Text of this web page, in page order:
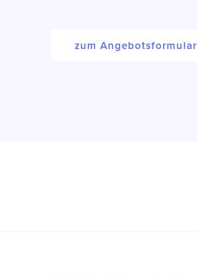
zum Angebotsformular